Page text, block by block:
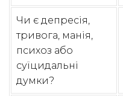
Чи є депресія,
тривога, манія,
психоз або
суїцидальні
думки?